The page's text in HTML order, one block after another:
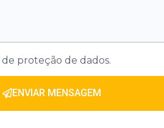
de proteção de dados.
ENVIAR MENSAGEM